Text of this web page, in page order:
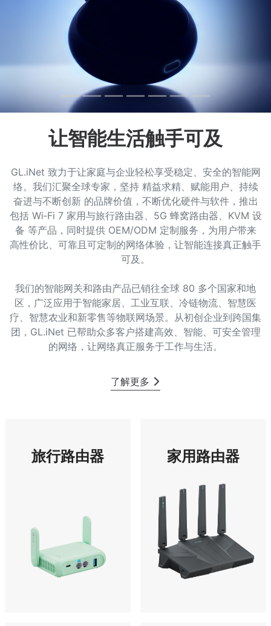
让智能生活触手可及
GL.iNet 致力于让家庭与企业轻松享受稳定、安全的智能网
络。我们汇聚全球专家，坚持 精益求精、赋能用户、持续
奋进与不断创新 的品牌价值，不断优化硬件与软件，推出
包括 Wi‑Fi 7 家用与旅行路由器、5G 蜂窝路由器、KVM 设
备 等产品，同时提供 OEM/ODM 定制服务，为用户带来
高性价比、可靠且可定制的网络体验，让智能连接真正触手
可及。
我们的智能网关和路由产品已销往全球 80 多个国家和地
区，广泛应用于智能家居、工业互联、冷链物流、智慧医
疗、智慧农业和新零售等物联网场景。从初创企业到跨国集
团，GL.iNet 已帮助众多客户搭建高效、智能、可安全管理
的网络，让网络真正服务于工作与生活。
了解更多
旅行路由器 家用路由器